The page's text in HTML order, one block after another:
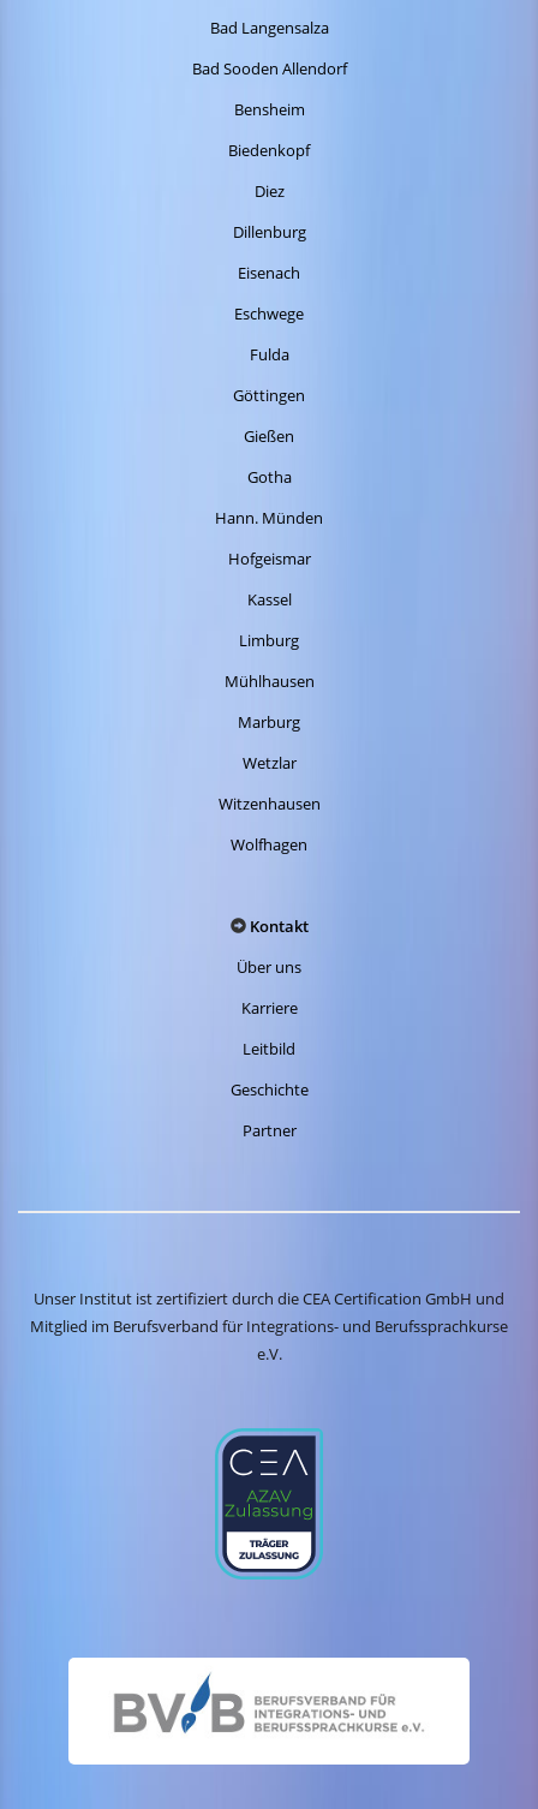
Bad Langensalza
Bad Sooden Allendorf
Bensheim
Biedenkopf
Diez
Dillenburg
Eisenach
Eschwege
Fulda
Göttingen
Gießen
Gotha
Hann. Münden
Hofgeismar
Kassel
Limburg
Mühlhausen
Marburg
Wetzlar
Witzenhausen
Wolfhagen
Kontakt
Über uns
Karriere
Leitbild
Geschichte
Partner
Unser Institut ist zertifiziert durch die CEA Certification GmbH und
Mitglied im Berufsverband für Integrations- und Berufssprachkurse
e.V.